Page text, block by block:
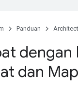
Panduan
dengan
dan